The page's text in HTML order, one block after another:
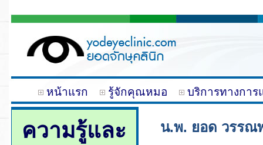
หน้าแรก รู้จักคุณหมอ บริการทางการ
ความรู้และ
น.พ. ยอด วรรณ